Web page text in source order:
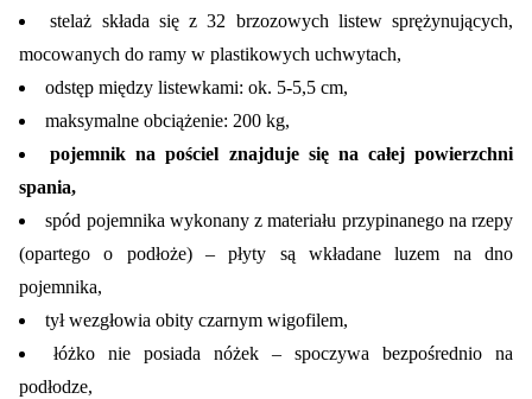
Tak
Rodzaj łóżka:
Podwójne
Rodzaj wezgłowia:
Promieniste
Rodzaj podnośnika:
Sprężynowy
Materac:
stelaż składa się z 32 brzozowych listew sprężynujących,
mocowanych do ramy w plastikowych uchwytach,
odstęp między listewkami: ok. 5-5,5 cm,
maksymalne obciążenie: 200 kg,
pojemnik na pościel znajduje się na całej powierzchni
spania,
spód pojemnika wykonany z materiału przypinanego na rzepy
(opartego o podłoże) – płyty są wkładane luzem na dno
pojemnika,
tył wezgłowia obity czarnym wigofilem,
łóżko nie posiada nóżek – spoczywa bezpośrednio na
podłodze,